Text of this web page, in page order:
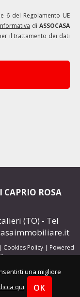
una migliore
qui. OK
6 del Regolamento UE
di ASSOCASA
il trattamento dei dati
ROSA
(TO) - Tel
| Cookies Policy | Powered